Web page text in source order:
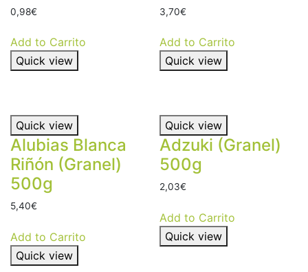
0,98€
Add to Carrito
Quick view
3,70€
Add to Carrito
Quick view
Quick view
Alubias Blanca
Riñón (Granel)
500g
5,40€
Add to Carrito
Quick view
Quick view
Adzuki (Granel)
500g
2,03€
Add to Carrito
Quick view